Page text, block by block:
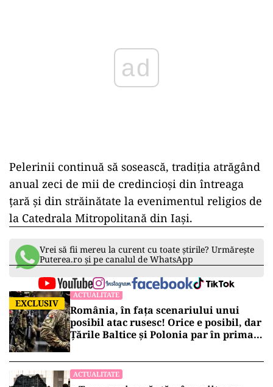
Pelerinii continuă să sosească, tradiția atrăgând
anual zeci de mii de credincioși din întreaga
țară și din străinătate la evenimentul religios de
la Catedrala Mitropolitană din Iași.
Vrei să fii mereu la curent cu toate știrile? Urmărește
Puterea.ro și pe canalul de WhatsApp
EXCLUSIV
ACTUALITATE
România, în fața scenariului unui
posibil atac rusesc! Orice e posibil, dar
Țările Baltice și Polonia par în prima
ACTUALITATE